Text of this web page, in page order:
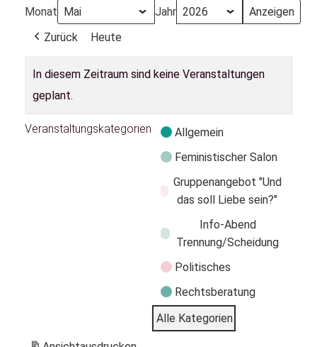
Monat
Jahr
Zurück
Heute
In diesem Zeitraum sind keine Veranstaltungen
geplant.
Veranstaltungskategorien
Allgemein
Feministischer Salon
Gruppenangebot "Und
das soll Liebe sein?"
Info-Abend
Trennung/Scheidung
Politisches
Rechtsberatung
Alle Kategorien